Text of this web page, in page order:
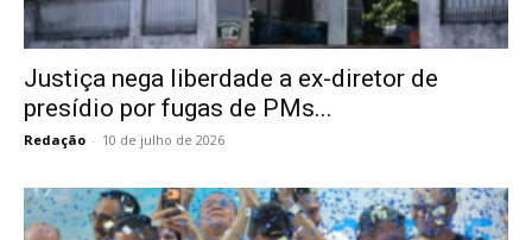
Justiça nega liberdade a ex-diretor de
presídio por fugas de PMs...
Redação - 10 de julho de 2026